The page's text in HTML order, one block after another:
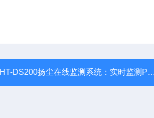
HT-DS200扬尘在线监测系统：实时监测PM2.5、PM10